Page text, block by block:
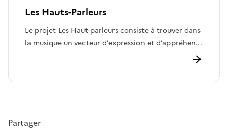
Les Hauts-Parleurs
Le projet Les Haut-parleurs consiste à trouver dans
la musique un vecteur d’expression et d’appréhen...
Partager